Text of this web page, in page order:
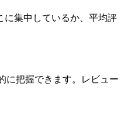
に集中しているか、平均評
に把握できます。レビュー